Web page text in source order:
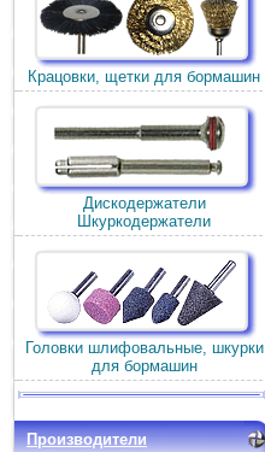
Крацовки, щетки для бормашин
Дискодержатели
Шкуркодержатели
Головки шлифовальные, шкурки
для бормашин
Производители